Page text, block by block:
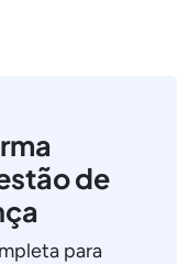
de
para